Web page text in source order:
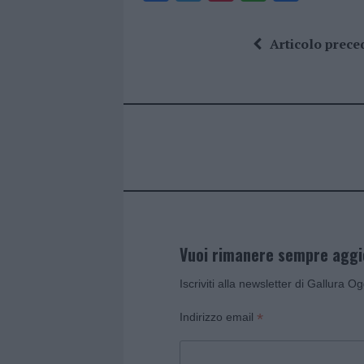
te ata
Articolo
Vuoi rimanere sempre
Iscriviti alla newsletter di Gallura
Indirizzo email *